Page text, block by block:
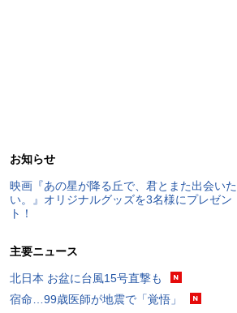
お知らせ
映画『あの星が降る丘で、君とまた出会いた
い。』オリジナルグッズを3名様にプレゼン
ト！
主要ニュース
北日本 お盆に台風15号直撃も
宿命…99歳医師が地震で「覚悟」